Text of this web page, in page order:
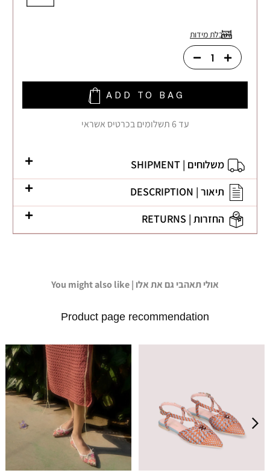
לטבלת מידות
ADD TO BAG
עד 6 תשלומים בכרטיס אשראי
משלוחים | SHIPMENT
תיאור | DESCRIPTION
החזרות | RETURNS
You might also like | אולי תאהבי גם את אלו
Product page recommendation